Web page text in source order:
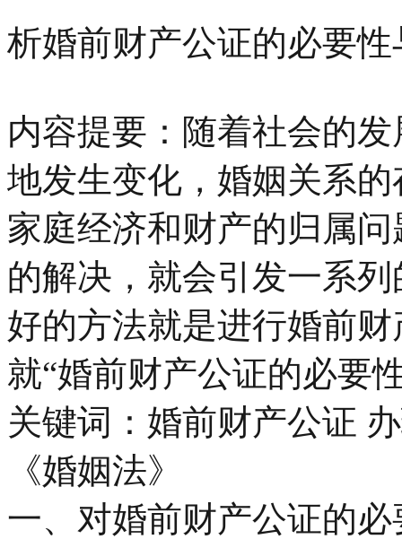
析婚前财产公证的必要
内容提要：随着社会的
地发生变化，婚姻关系
家庭经济和财产的归属
的解决，就会引发一系
好的方法就是进行婚前
就“婚前财产公证的必要
关键词：婚前财产公证
《婚姻法》
一、对婚前财产公证的必